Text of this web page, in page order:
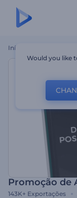
Início
Promoção de
143K+ Exportações
Would you like